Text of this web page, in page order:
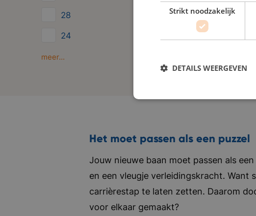
28
24
Minder dan 24
meer...
Het moet passen als een puzzel
Jouw nieuwe baan moet passen als
en een vleugje verleidingskracht. Want
carrièrestap te laten zetten. Daarom
voor elkaar gemaakt?
Strikt noodzakelijk
DETAILS WEERGEVEN